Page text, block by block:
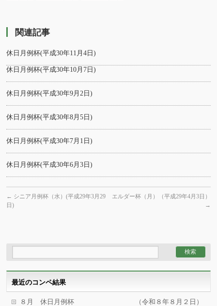
関連記事
休日月例杯(平成30年11月4日)
休日月例杯(平成30年10月7日)
休日月例杯(平成30年9月2日)
休日月例杯(平成30年8月5日)
休日月例杯(平成30年7月1日)
休日月例杯(平成30年6月3日)
← シニア月例杯（水）(平成29年3月29
日)
エルダー杯（月）（平成29年4月3日）
→
最近のコンペ結果
８月 休日月例杯 （令和８年８月２日）